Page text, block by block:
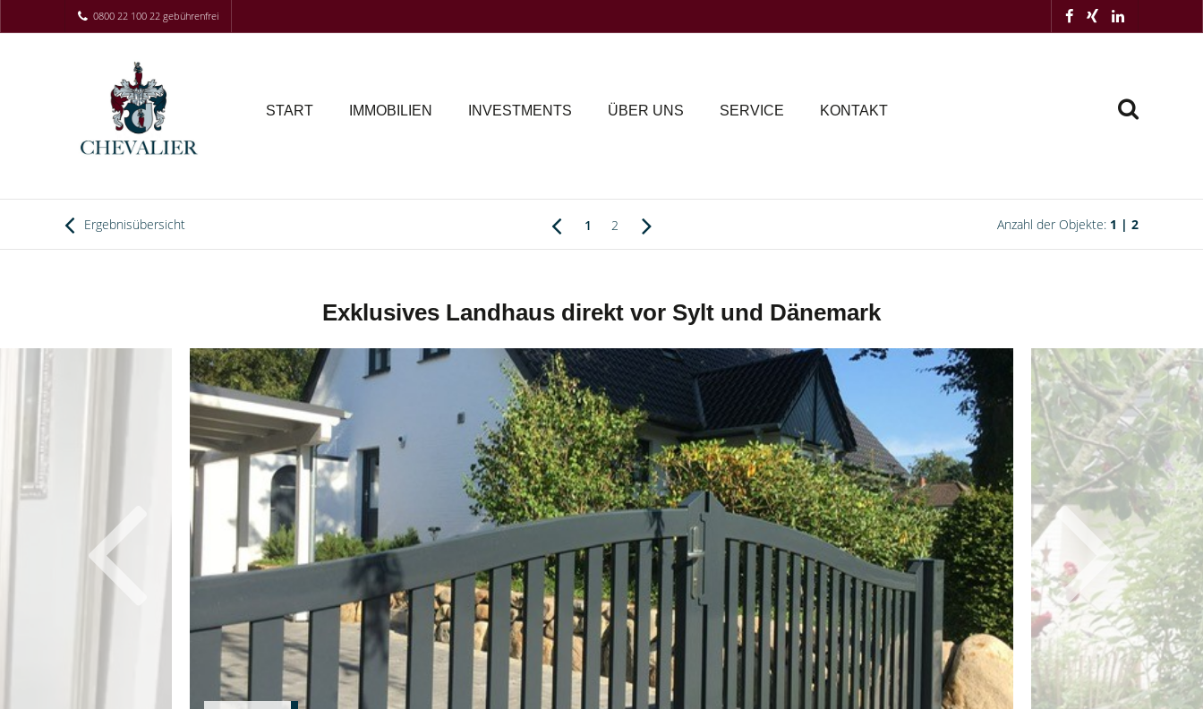
0800 22 100 22 gebührenfrei
START IMMOBILIEN INVESTMENTS ÜBER UNS SERVICE KONTAKT
Ergebnisübersicht 1 2 Anzahl der Objekte: 1 | 2
Exklusives Landhaus direkt vor Sylt und Dänemark